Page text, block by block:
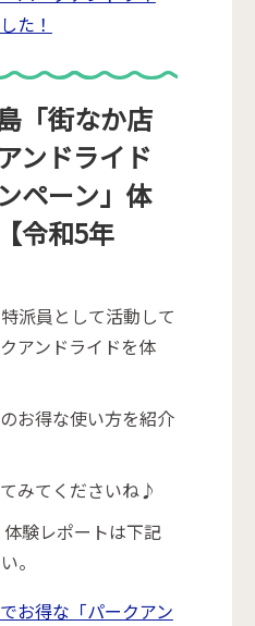
た！
「街なか店
ンドライド
ペーン」体
令和5年
派員として活動して
アンドライドを体
お得な使い方を紹介
みてくださいね♪
体験レポートは下記
。
お得な「パークアン